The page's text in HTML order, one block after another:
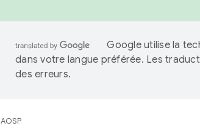
Google utilise la
dans votre langue préférée. Les
des erreurs.
AOSP